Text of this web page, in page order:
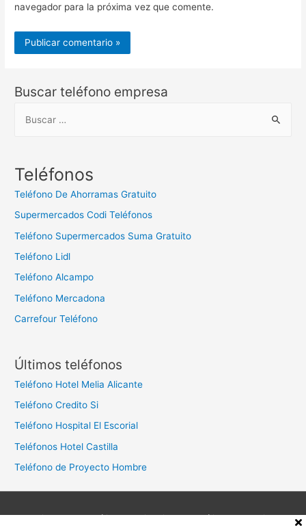
navegador para la próxima vez que comente.
Buscar teléfono empresa
c
:
Teléfonos
Teléfono De Ahorramas Gratuito
Supermercados Codi Teléfonos
Teléfono Supermercados Suma Gratuito
Teléfono Lidl
Teléfono Alcampo
Teléfono Mercadona
Carrefour Teléfono
Últimos teléfonos
Teléfono Hotel Melia Alicante
Teléfono Credito Si
Teléfono Hospital El Escorial
Teléfonos Hotel Castilla
Teléfono de Proyecto Hombre
Aviso legal Política de privacidad Política de cookies